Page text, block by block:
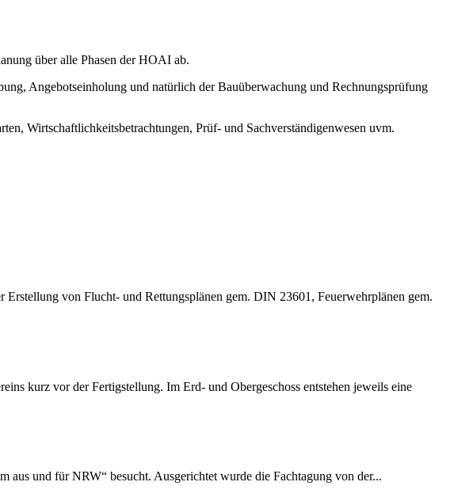
über alle Phasen der HOAI ab.
Angebotseinholung und natürlich der Bauüberwachung und Rechnungsprüfung
Wirtschaftlichkeitsbetrachtungen, Prüf- und Sachverständigenwesen uvm.
von Flucht- und Rettungsplänen gem. DIN 23601, Feuerwehrplänen gem.
kurz vor der Fertigstellung. Im Erd- und Obergeschoss entstehen jeweils eine
und für NRW“ besucht. Ausgerichtet wurde die Fachtagung von der...